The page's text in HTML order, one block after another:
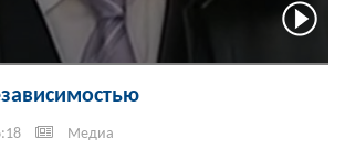
Медиа